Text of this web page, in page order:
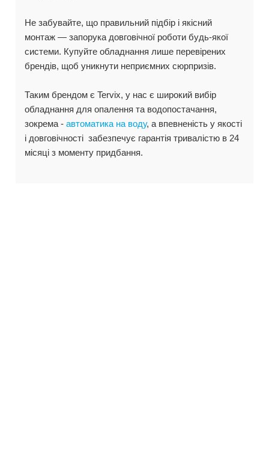
Не забувайте, що правильний підбір і якісний
монтаж — запорука довговічної роботи будь-якої
системи. Купуйте обладнання лише перевірених
брендів, щоб уникнути неприємних сюрпризів.
Таким брендом є Tervix, у нас є широкий вибір
обладнання для опалення та водопостачання,
зокрема -автоматика на воду, а впевненість у якості
і довговічності забезпечує гарантія тривалістю в 24
місяці з моменту придбання.